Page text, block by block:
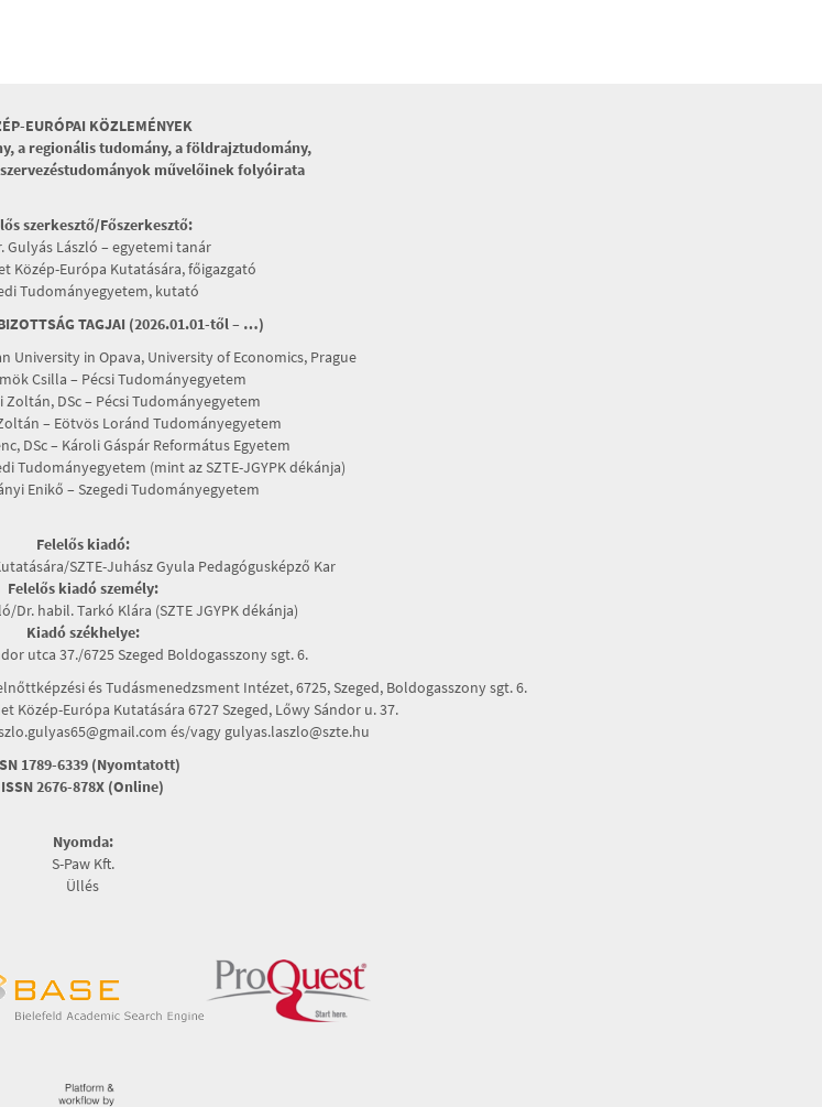
EURÓPAI KÖZLEMÉNYEK
a regionális tudomány, a földrajztudomány,
szervezéstudományok művelőinek folyóirata
szerkesztő/Főszerkesztő:
Gulyás László – egyetemi tanár
Közép-Európa Kutatására, főigazgató
Tudományegyetem, kutató
TAGJAI (2026.01.01-től – …)
University in Opava, University of Economics, Prague
Csilla – Pécsi Tudományegyetem
Zoltán, DSc – Pécsi Tudományegyetem
– Eötvös Loránd Tudományegyetem
DSc – Károli Gáspár Református Egyetem
Tudományegyetem (mint az SZTE-JGYPK dékánja)
Enikő – Szegedi Tudományegyetem
Felelős kiadó:
SZTE-Juhász Gyula Pedagógusképző Kar
Felelős kiadó személy:
Dr. habil. Tarkó Klára (SZTE JGYPK dékánja)
Kiadó székhelye:
utca 37./6725 Szeged Boldogasszony sgt. 6.
és Tudásmenedzsment Intézet, 6725, Szeged, Boldogasszony sgt. 6.
Közép-Európa Kutatására 6727 Szeged, Lőwy Sándor u. 37.
és/vagy gulyas.laszlo@szte.hu
1789-6339 (Nyomtatott)
ISSN 2676-878X (Online)
Nyomda:
S-Paw Kft.
Üllés